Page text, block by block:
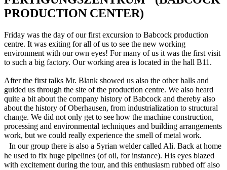
PRODUCTION CENTER)
Friday was the day of our first excursion to Babcock production
centre. It was exiting for all of us to see the new working
environment with our own eyes! For many of us it was the first visit
to such a big factory. Our working area is located in the hall B11.
After the first talks Mr. Blank showed us also the other halls and
guided us through the site of the production centre. We also heard
quite a bit about the company history of Babcock and thereby also
about the history of Oberhausen, from industrialization to structural
change. We did not only get to see how the machine construction,
processing and environmental techniques and building arrangements
work, but we could really experience the smell of metal work.
In our group there is also a Syrian welder called Ali. Back at home
he used to fix huge pipelines (of oil, for instance). His eyes blazed
with excitement during the tour, and this enthusiasm rubbed off also